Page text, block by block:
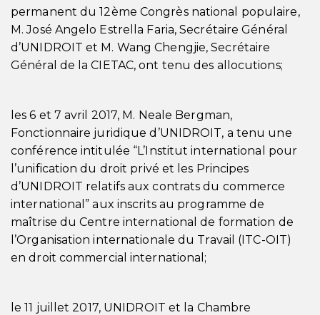
permanent du 12ème Congrès national populaire,
M. José Angelo Estrella Faria, Secrétaire Général
d’UNIDROIT et M. Wang Chengjie, Secrétaire
Général de la CIETAC, ont tenu des allocutions;
les 6 et 7 avril 2017, M. Neale Bergman,
Fonctionnaire juridique d’UNIDROIT, a tenu une
conférence intitulée “L’Institut international pour
l’unification du droit privé et les Principes
d’UNIDROIT relatifs aux contrats du commerce
international” aux inscrits au programme de
maîtrise du Centre international de formation de
l’Organisation internationale du Travail (ITC-OIT)
en droit commercial international;
le 11 juillet 2017, UNIDROIT et la Chambre